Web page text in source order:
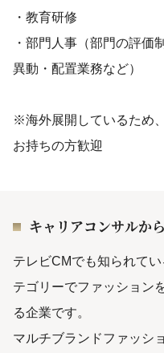
・教育研修
・部門人事（部門の評価
異動・配置業務など）
※海外展開しているため
お持ちの方歓迎
キャリアコンサルか
テレビCMでも知られて
テゴリーでファッション
る企業です。
マルチブランドファッシ